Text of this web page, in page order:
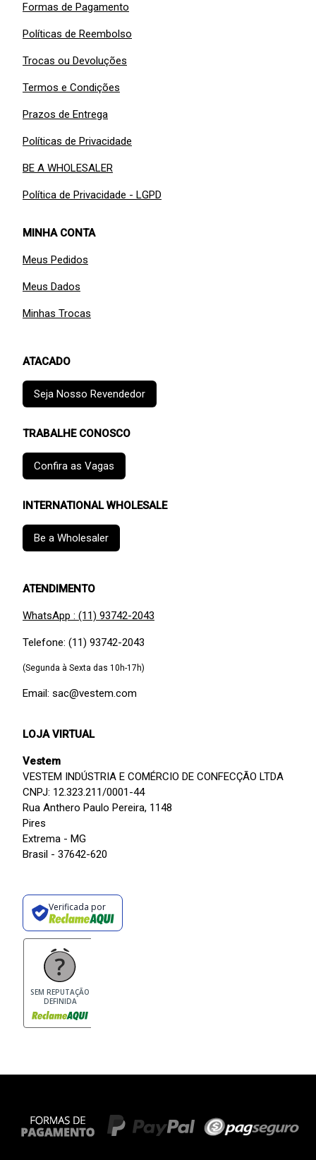
Formas de Pagamento
Políticas de Reembolso
Trocas ou Devoluções
Termos e Condições
Prazos de Entrega
Políticas de Privacidade
BE A WHOLESALER
Política de Privacidade - LGPD
MINHA CONTA
Meus Pedidos
Meus Dados
Minhas Trocas
ATACADO
Seja Nosso Revendedor
TRABALHE CONOSCO
Confira as Vagas
INTERNATIONAL WHOLESALE
Be a Wholesaler
ATENDIMENTO
WhatsApp : (11) 93742-2043
Telefone: (11) 93742-2043
(Segunda à Sexta das 10h-17h)
Email: sac@vestem.com
LOJA VIRTUAL
Vestem
VESTEM INDÚSTRIA E COMÉRCIO DE CONFECÇÃO LTDA
CNPJ: 12.323.211/0001-44
Rua Anthero Paulo Pereira, 1148
Pires
Extrema - MG
Brasil - 37642-620
Verificada por
SEM REPUTAÇÃO
DEFINIDA